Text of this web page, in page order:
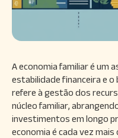
A economia familiar é um
estabilidade financeira e o
refere à gestão dos
núcleo familiar,
investimentos em longo
economia é cada vez